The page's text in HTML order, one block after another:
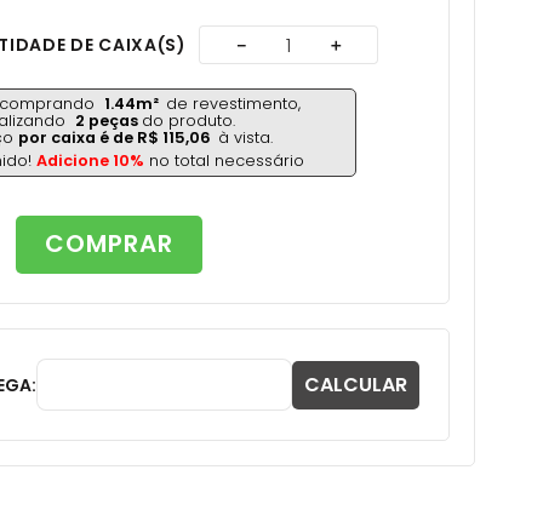
DE CAIXA(S) ＋
－
1.44m² de revestimento,
2 peças do produto.
por caixa é de R$ 115,06 à vista.
Adicione 10% no total necessário
COMPRAR